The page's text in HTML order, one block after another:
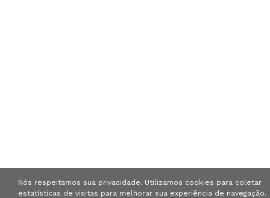
Nós respeitamos sua privacidade. Utilizamos cookies para coletar
estatísticas de visitas para melhorar sua experiência de navegação.